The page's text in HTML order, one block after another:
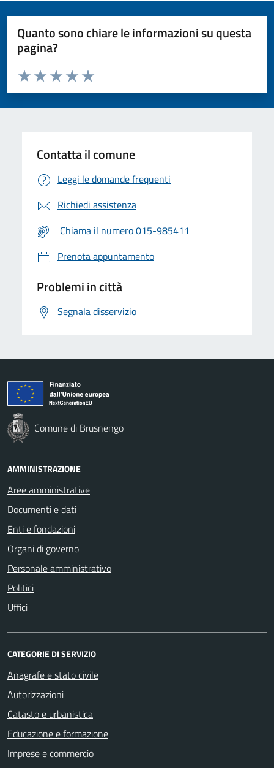
Quanto sono chiare le informazioni su questa
pagina?
Valuta da 1 a 5 stelle la pagina
Valuta 5 stelle su 5
Valuta 4 stelle su 5
Valuta 3 stelle su 5
Valuta 2 stelle su 5
Valuta 1 stelle su 5
Contatta il comune
Leggi le domande frequenti
Richiedi assistenza
Chiama il numero 015-985411
Prenota appuntamento
Problemi in città
Segnala disservizio
Comune di Brusnengo
AMMINISTRAZIONE
Aree amministrative
Documenti e dati
Enti e fondazioni
Organi di governo
Personale amministrativo
Politici
Uffici
CATEGORIE DI SERVIZIO
Anagrafe e stato civile
Autorizzazioni
Catasto e urbanistica
Educazione e formazione
Imprese e commercio